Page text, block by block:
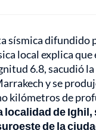
sísmica difundido
local explica
6.8, sacudió
y se
kilómetros de
localidad de
de la